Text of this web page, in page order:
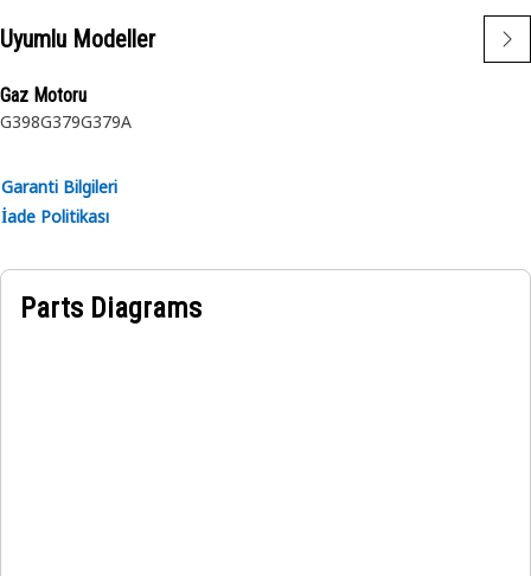
Uyumlu Modeller
Gaz Motoru
G398G379G379A
Garanti Bilgileri
İade Politikası
Parts Diagrams